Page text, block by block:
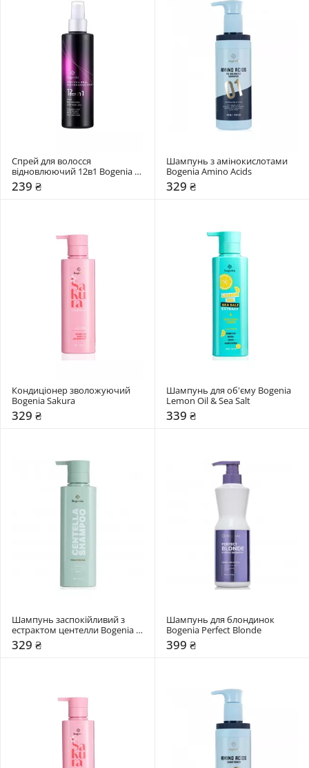
Спрей для волосся
відновлюючий 12в1 Bogenia
Professional Restorative Spray
239 ₴
Шампунь з амінокислотами
Bogenia Amino Acids
329 ₴
Кондиціонер зволожуючий
Bogenia Sakura
329 ₴
Шампунь для об'єму Bogenia
Lemon Oil & Sea Salt
339 ₴
Шампунь заспокійливий з
естрактом центелли Bogenia
Centella
329 ₴
Шампунь для блондинок
Bogenia Perfect Blonde
399 ₴